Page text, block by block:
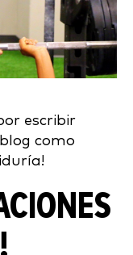
escribir
como